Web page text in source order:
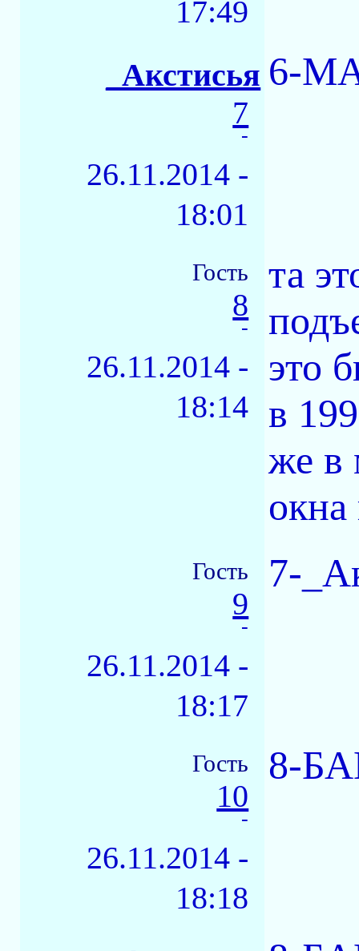
17:49
_Акстисья
7
-
26.11.2014 -
18:01
6-
Гость
8
-
26.11.2014 -
18:14
та
это
в
же в
Гость
9
-
26.11.2014 -
18:17
7-
Гость
10
-
26.11.2014 -
18:18
8-